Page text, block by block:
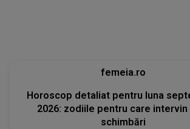
femeia.ro
Horoscop detaliat pentru luna
2026: zodiile pentru care intervin
schimbări